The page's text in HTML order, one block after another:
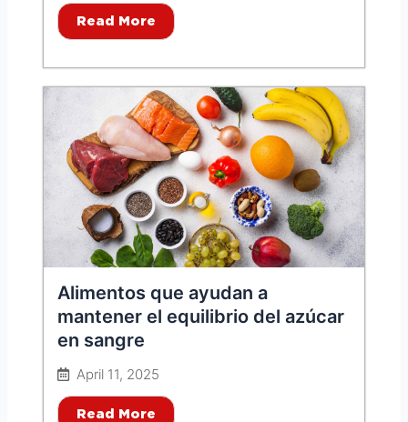
Read More
Alimentos que ayudan a
mantener el equilibrio del azúcar
en sangre
April 11, 2025
Read More